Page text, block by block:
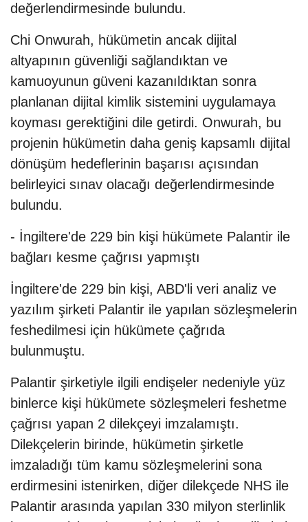
değerlendirmesinde bulundu.
Chi Onwurah, hükümetin ancak dijital
altyapının güvenliği sağlandıktan ve
kamuoyunun güveni kazanıldıktan sonra
planlanan dijital kimlik sistemini uygulamaya
koyması gerektiğini dile getirdi. Onwurah, bu
projenin hükümetin daha geniş kapsamlı dijital
dönüşüm hedeflerinin başarısı açısından
belirleyici sınav olacağı değerlendirmesinde
bulundu.
- İngiltere'de 229 bin kişi hükümete Palantir ile
bağları kesme çağrısı yapmıştı
İngiltere'de 229 bin kişi, ABD'li veri analiz ve
yazılım şirketi Palantir ile yapılan sözleşmelerin
feshedilmesi için hükümete çağrıda
bulunmuştu.
Palantir şirketiyle ilgili endişeler nedeniyle yüz
binlerce kişi hükümete sözleşmeleri feshetme
çağrısı yapan 2 dilekçeyi imzalamıştı.
Dilekçelerin birinde, hükümetin şirketle
imzaladığı tüm kamu sözleşmelerini sona
erdirmesini istenirken, diğer dilekçede NHS ile
Palantir arasında yapılan 330 milyon sterlinlik